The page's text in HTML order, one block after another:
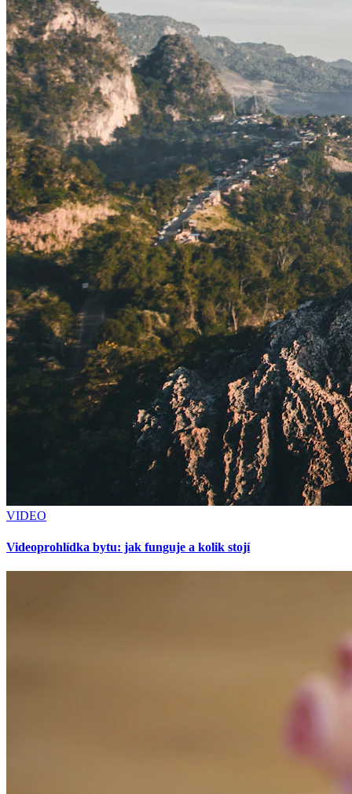
VIDEO
Videoprohlídka bytu: jak funguje a kolik stojí